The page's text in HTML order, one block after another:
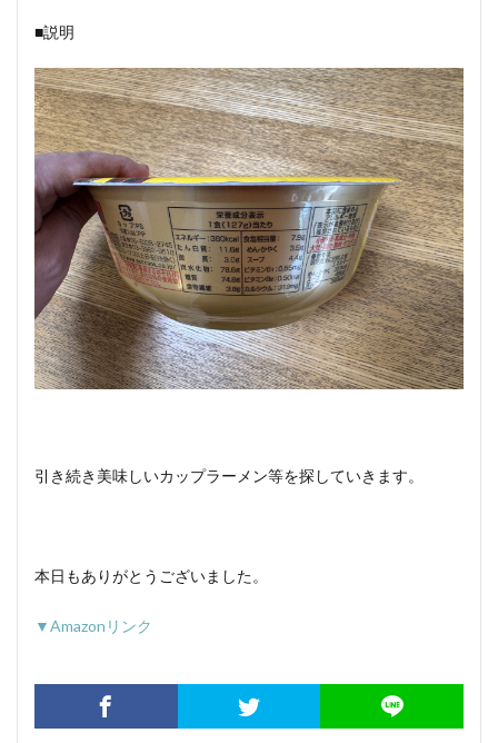
■説明
引き続き美味しいカップラーメン等を探していきます。
本日もありがとうございました。
▼Amazonリンク